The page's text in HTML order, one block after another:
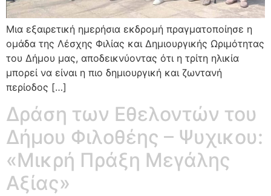
Μια εξαιρετική ημερήσια εκδρομή πραγματοποίησε η
ομάδα της Λέσχης Φιλίας και Δημιουργικής Ωριμότητας
του Δήμου μας, αποδεικνύοντας ότι η τρίτη ηλικία
μπορεί να είναι η πιο δημιουργική και ζωντανή
περίοδος […]
Δράση των Εθελοντών του
Δήμου Φιλοθέης – Ψυχικου:
«Μικρή Πράξη Μεγάλης
Αξίας»